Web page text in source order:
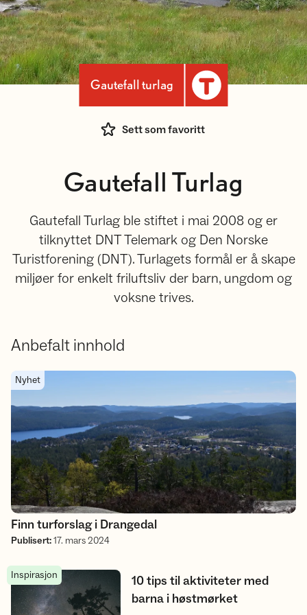
Gautefall turlag
Sett som favoritt
Gautefall Turlag
Gautefall Turlag ble stiftet i mai 2008 og er
tilknyttet DNT Telemark og Den Norske
Turistforening (DNT). Turlagets formål er å skape
miljøer for enkelt friluftsliv der barn, ungdom og
voksne trives.
Anbefalt innhold
Finn turforslag i Drangedal
Nyhet
Publisert:17. mars 2024
Finn turforslag i Drangedal
10 tips til aktiviteter med barna i høstmørket
Inspirasjon
10 tips til aktiviteter med
barna i høstmørket